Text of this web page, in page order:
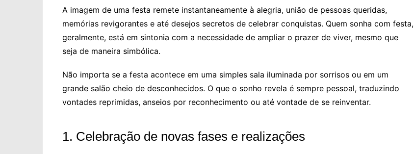
A imagem de uma festa remete instantaneamente à alegria, união de pessoas queridas,
memórias revigorantes e até desejos secretos de celebrar conquistas. Quem sonha com festa,
geralmente, está em sintonia com a necessidade de ampliar o prazer de viver, mesmo que
seja de maneira simbólica.
Não importa se a festa acontece em uma simples sala iluminada por sorrisos ou em um
grande salão cheio de desconhecidos. O que o sonho revela é sempre pessoal, traduzindo
vontades reprimidas, anseios por reconhecimento ou até vontade de se reinventar.
1. Celebração de novas fases e realizações